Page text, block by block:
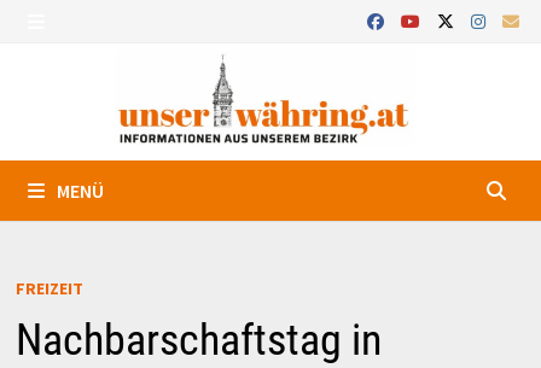
MENÜ
FREIZEIT
Nachbarschaftstag in